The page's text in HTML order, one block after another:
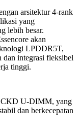
arsitektur 4-rank
yang
lebih besar.
akan
LPDDR5T,
dan integrasi fleksibel
tinggi.
CKD U-DIMM, yang
dan berkecepatan